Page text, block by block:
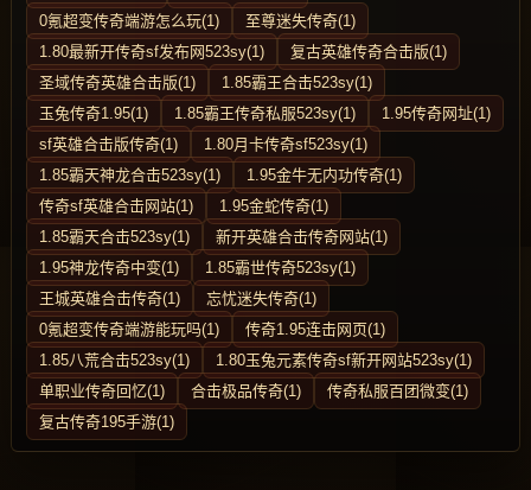
0氪超变传奇端游怎么玩(1)
至尊迷失传奇(1)
1.80最新开传奇sf发布网523sy(1)
复古英雄传奇合击版(1)
圣域传奇英雄合击版(1)
1.85霸王合击523sy(1)
玉兔传奇1.95(1)
1.85霸王传奇私服523sy(1)
1.95传奇网址(1)
sf英雄合击版传奇(1)
1.80月卡传奇sf523sy(1)
1.85霸天神龙合击523sy(1)
1.95金牛无内功传奇(1)
传奇sf英雄合击网站(1)
1.95金蛇传奇(1)
1.85霸天合击523sy(1)
新开英雄合击传奇网站(1)
1.95神龙传奇中变(1)
1.85霸世传奇523sy(1)
王城英雄合击传奇(1)
忘忧迷失传奇(1)
0氪超变传奇端游能玩吗(1)
传奇1.95连击网页(1)
1.85八荒合击523sy(1)
1.80玉兔元素传奇sf新开网站523sy(1)
单职业传奇回忆(1)
合击极品传奇(1)
传奇私服百团微变(1)
复古传奇195手游(1)